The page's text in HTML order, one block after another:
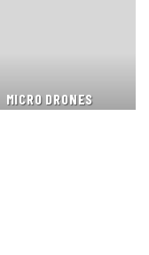
MICRO DRONES